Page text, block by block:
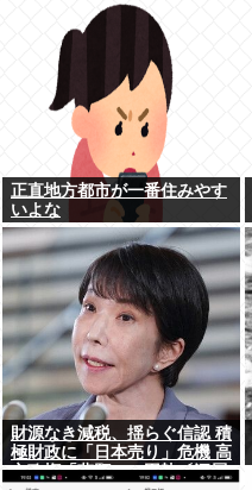
正直地方都市が一番住みやす
いよな
財源なき減税、揺らぐ信認 積
極財政に「日本売り」危機 高
市政権「悲願」に固執〔深層